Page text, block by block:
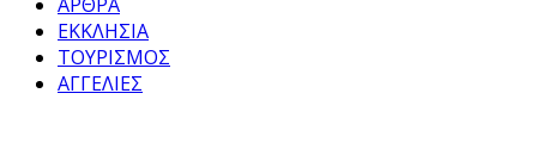
ΕΚΚΛΗΣΙΑ
ΤΟΥΡΙΣΜΟΣ
ΑΓΓΕΛΙΕΣ